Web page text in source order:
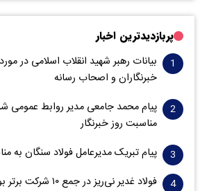
پربازدیدترین اخبار
بیانات رهبر شهید انقلاب اسلامی در
خبرنگاران و اصحاب رسانه
پیام محمد جامعی مدیر روابط عمومی
مناسبت روز خبرنگار
پیام تبریک مدیرعامل فولاد سنگان به
فولاد غدیر نی‌ریز در جمع ۱۰ شرکت برتر بورس کالا